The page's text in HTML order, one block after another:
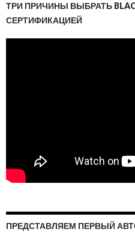
ТРИ ПРИЧИНЫ ВЫБРАТЬ
СЕРТИФИКАЦИЕЙ
ПРЕДСТАВЛЯЕМ ПЕРВЫЙ